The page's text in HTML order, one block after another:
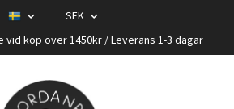
SEK
vid köp över 1450kr / Leverans 1-3 dagar